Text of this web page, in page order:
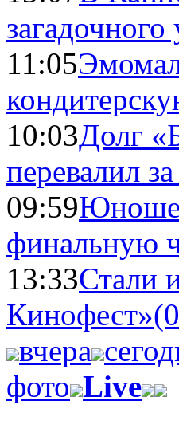
11:05
10:03Долг
перевалил
09:59
финальную
13:33Стали
Кинофест»
вчера
фото Live